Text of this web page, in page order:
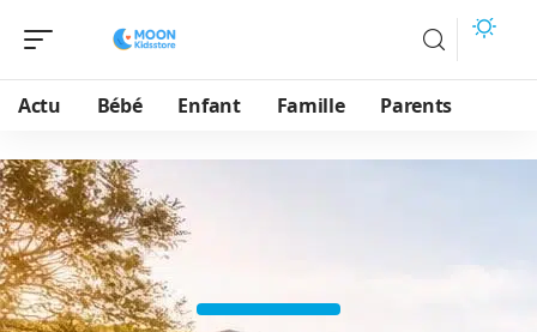
Actu Bébé Enfant Famille Parents